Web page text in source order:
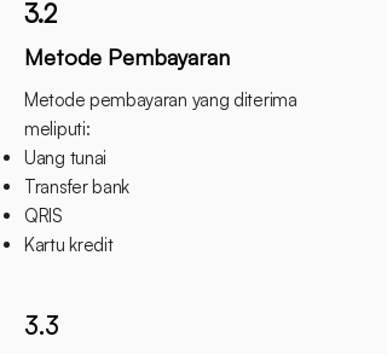
3.2
Metode Pembayaran
Metode pembayaran yang diterima
meliputi:
Uang tunai
Transfer bank
QRIS
Kartu kredit
3.3